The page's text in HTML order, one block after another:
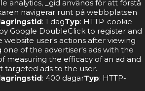
analytics, _gid används för att förstå
navigerar runt på webbplatsen
: 1 dagTyp: HTTP-cookie
Google DoubleClick to register and
website user's actions after viewing
one of the advertiser's ads with the
measuring the efficacy of an ad and
targeted ads to the user.
: 400 dagarTyp: HTTP-